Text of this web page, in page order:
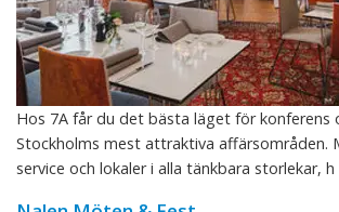
Hos 7A får du det bästa läget för konferens
Stockholms mest attraktiva affärsområden.
service och lokaler i alla tänkbara storlekar, h